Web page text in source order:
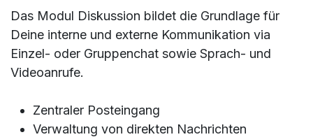
Das Modul Diskussion bildet die Grundlage für
Deine interne und externe Kommunikation via
Einzel- oder Gruppenchat sowie Sprach- und
Videoanrufe.
Zentraler Posteingang
Verwaltung von direkten Nachrichten